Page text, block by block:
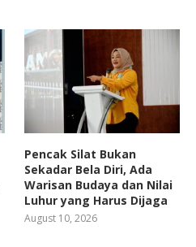
Pencak Silat Bukan
Sekadar Bela Diri, Ada
Warisan Budaya dan Nilai
Luhur yang Harus Dijaga
August 10, 2026